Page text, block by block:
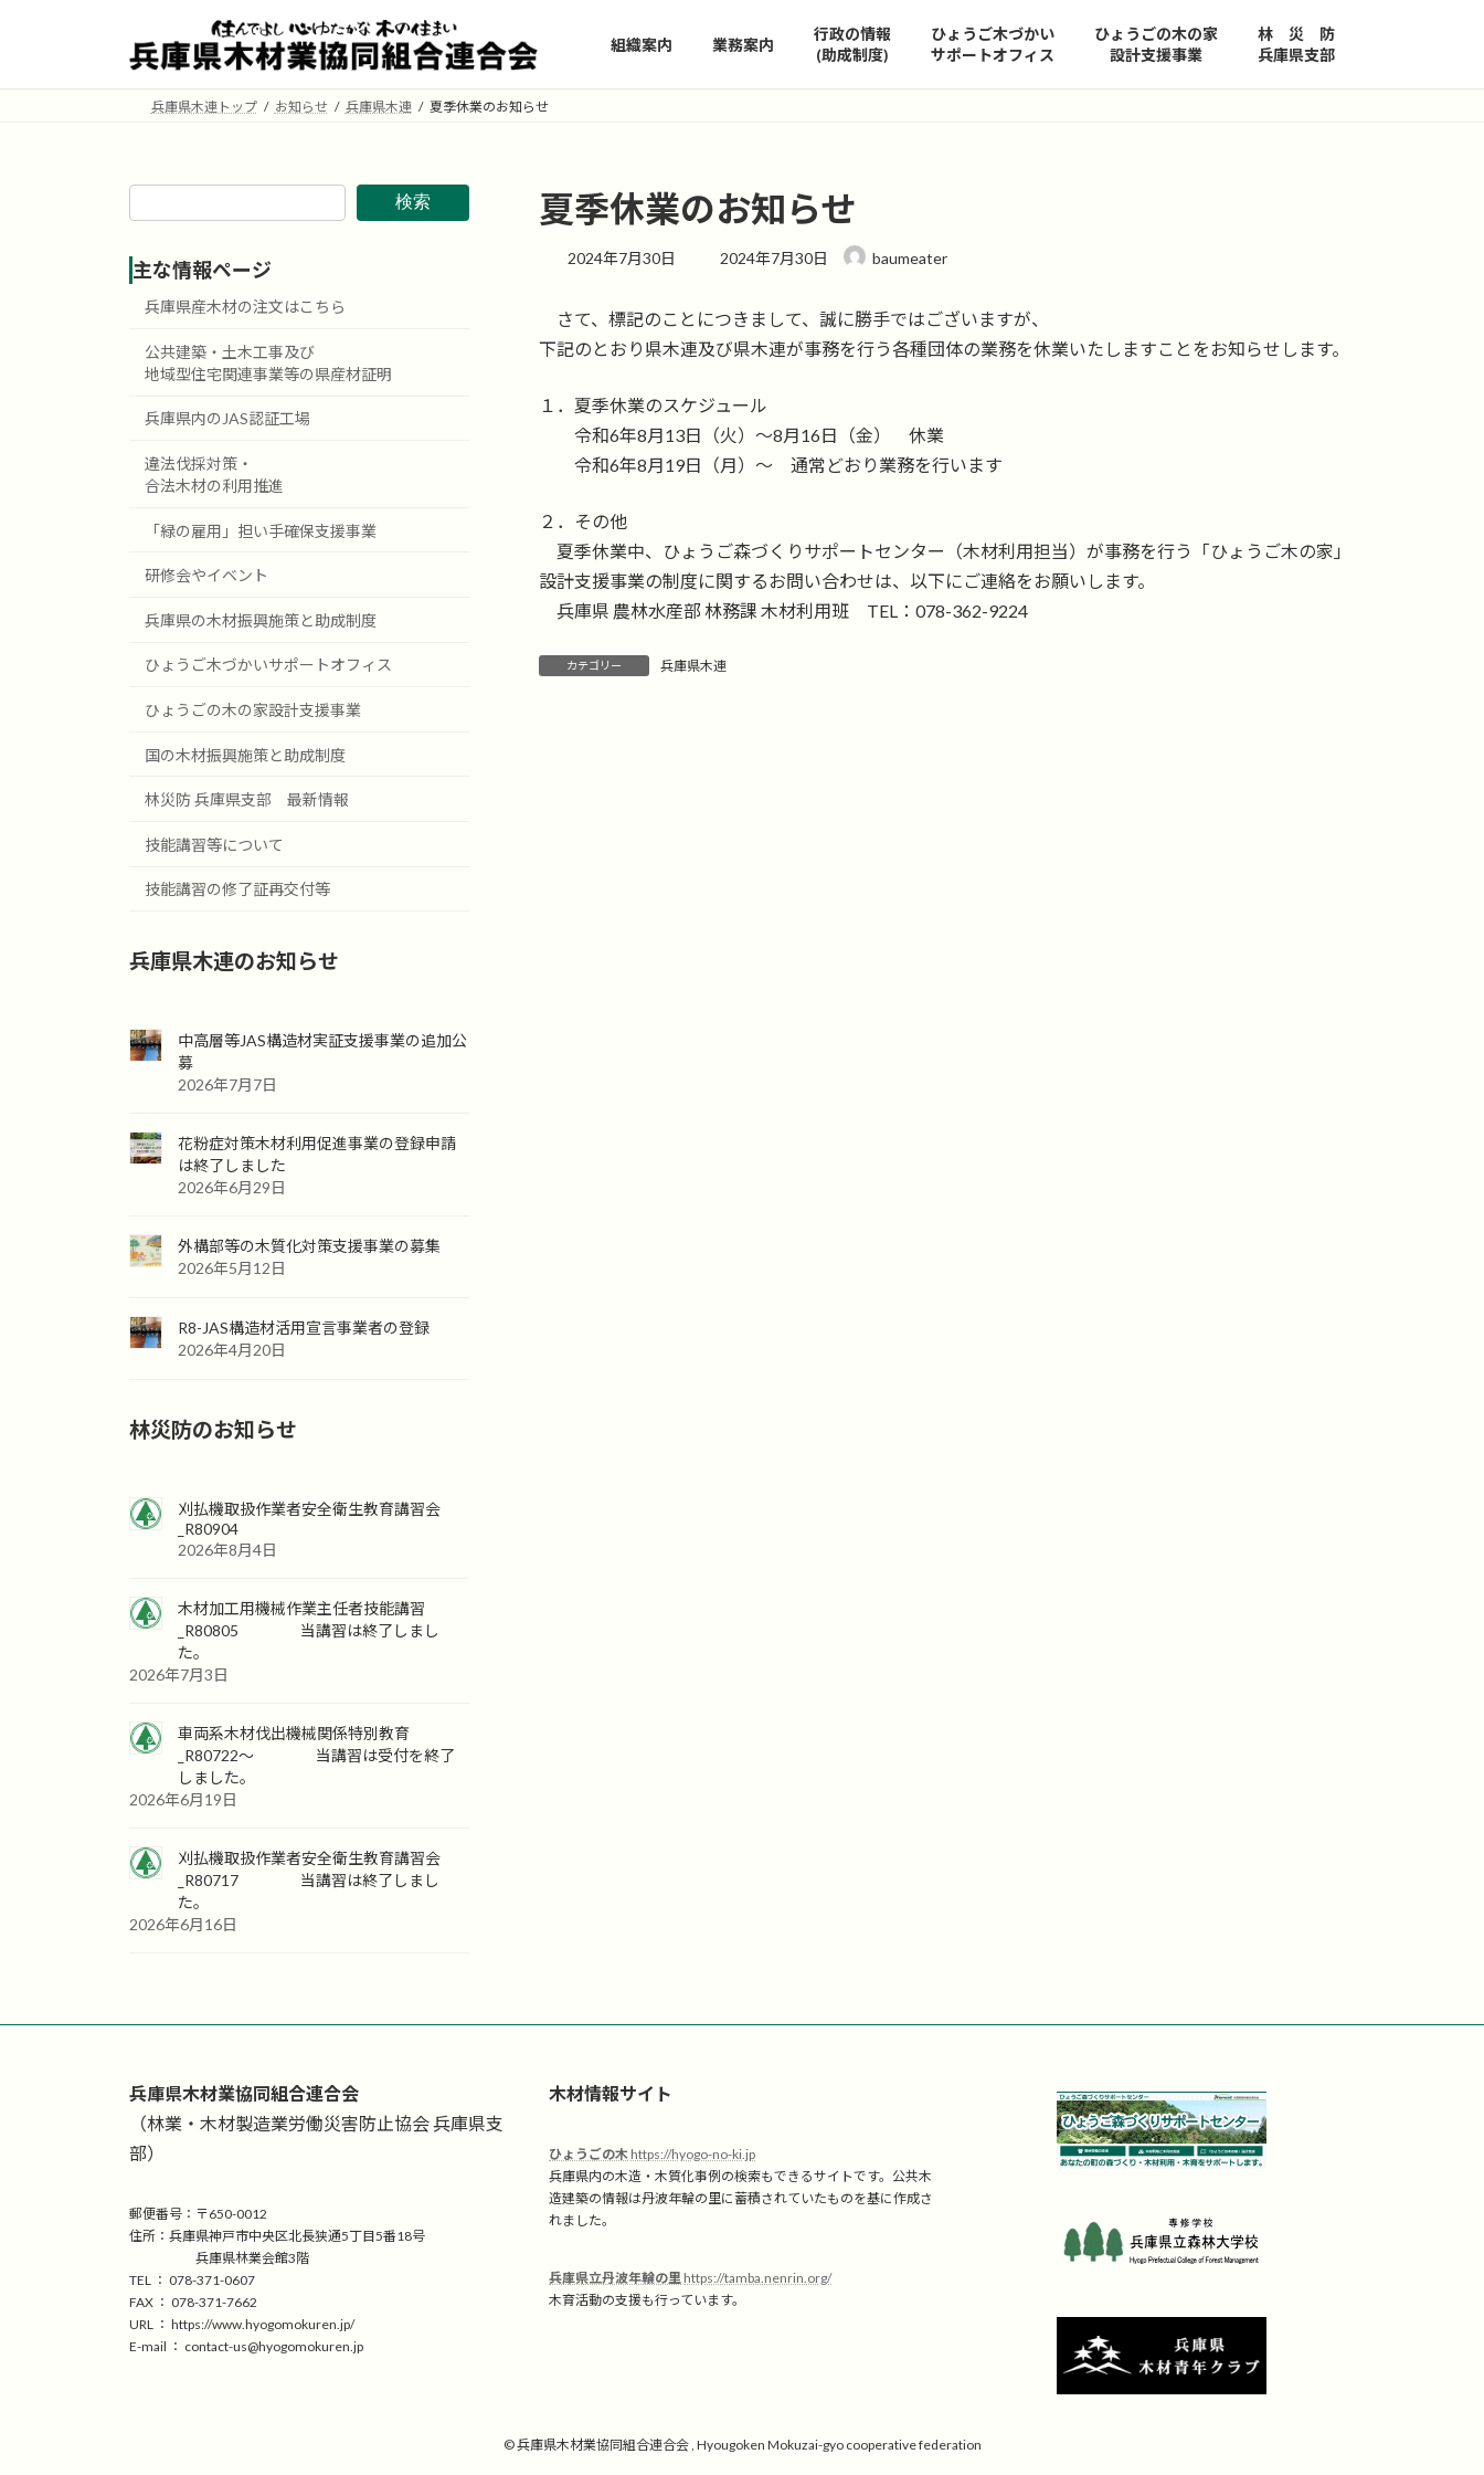
ン
ー
組織案内 業務案内
行政の情報
(助成制度)
ひょうご木づかい
サポートオフィス
ひょうごの木の家
設計支援事業
林 災 防
兵庫県支部
兵庫県木連トップ お知らせ 兵庫県木連 夏季休業のお知らせ
夏季休業のお知らせ
2024年7月30日
最
新
日
時
2024年7月30日 baumeater
さて、標記のことにつきまして、誠に勝手ではございますが、
下記のとおり県木連及び県木連が事務を行う各種団体の業務を休業いたしますことをお知らせします。
１．夏季休業のスケジュール
令和6年8月13日（火）～8月16日（金） 休業
令和6年8月19日（月）～ 通常どおり業務を行います
２．その他
夏季休業中、ひょうご森づくりサポートセンター（木材利用担当）が事務を行う「ひょうご木の家」
設計支援事業の制度に関するお問い合わせは、以下にご連絡をお願いします。
兵庫県 農林水産部 林務課 木材利用班 TEL：078-362-9224
カテゴリー 兵庫県木連
検索
主な情報ページ
兵庫県産木材の注文はこちら
公共建築・土木工事及び
地域型住宅関連事業等の県産材証明
兵庫県内のJAS認証工場
違法伐採対策・
合法木材の利用推進
「緑の雇用」担い手確保支援事業
研修会やイベント
兵庫県の木材振興施策と助成制度
ひょうご木づかいサポートオフィス
ひょうごの木の家設計支援事業
国の木材振興施策と助成制度
林災防 兵庫県支部 最新情報
技能講習等について
技能講習の修了証再交付等
兵庫県木連のお知らせ
中高層等JAS構造材実証支援事業の追加公
募
2026年7月7日
花粉症対策木材利用促進事業の登録申請
は終了しました
2026年6月29日
外構部等の木質化対策支援事業の募集
2026年5月12日
R8-JAS構造材活用宣言事業者の登録
2026年4月20日
林災防のお知らせ
刈払機取扱作業者安全衛生教育講習会
_R80904
2026年8月4日
木材加工用機械作業主任者技能講習
_R80805 当講習は終了しまし
た。
2026年7月3日
車両系木材伐出機械関係特別教育
_R80722～ 当講習は受付を終了
しました。
2026年6月19日
刈払機取扱作業者安全衛生教育講習会
_R80717 当講習は終了しまし
た。
2026年6月16日
兵庫県木材業協同組合連合会
（林業・木材製造業労働災害防止協会 兵庫県支
部）
郵便番号：〒650-0012
住所：兵庫県神戸市中央区北長狭通5丁目5番18号
兵庫県林業会館3階
TEL ： 078-371-0607
FAX ： 078-371-7662
URL ： https://www.hyogomokuren.jp/
E-mail ： contact-us@hyogomokuren.jp
木材情報サイト
ひょうごの木 https://hyogo-no-ki.jp
兵庫県内の木造・木質化事例の検索もできるサイトです。公共木
造建築の情報は丹波年輪の里に蓄積されていたものを基に作成さ
れました。
兵庫県立丹波年輪の里 https://tamba.nenrin.org/
木育活動の支援も行っています。
© 兵庫県木材業協同組合連合会 , Hyougoken Mokuzai-gyo cooperative federation